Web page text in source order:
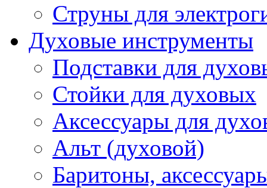
Струны для
Духовые инструменты
Подставки для
Стойки для духовых
Аксессуары для
Альт (духовой)
Баритоны,